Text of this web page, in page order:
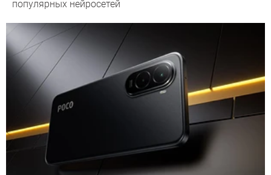
популярных нейросетей